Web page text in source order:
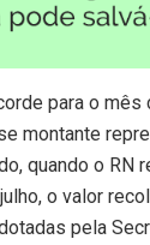
para o
montante
quando o RN
o valor
pela